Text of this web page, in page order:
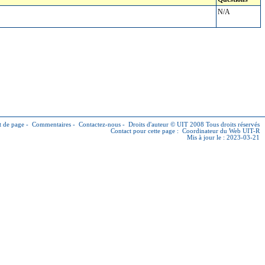
N/A
de page - Commentaires - Contactez-nous - Droits d'auteur © UIT 2008 Tous droits réservés
Contact pour cette page : Coordinateur du Web UIT-R
Mis à jour le : 2023-03-21